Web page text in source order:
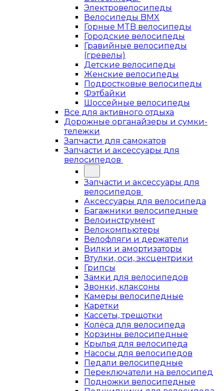
Электровелосипеды
Велосипеды BMX
Горные MTB велосипеды
Городские велосипеды
Гравийные велосипеды
(гревелы)
Детские велосипеды
Женские велосипеды
Подростковые велосипеды
Фэтбайки
Шоссейные велосипеды
Все для активного отдыха
Дорожные органайзеры и сумки-
тележки
Запчасти для самокатов
Запчасти и аксессуары для
велосипедов
Запчасти и аксессуары для
велосипедов
Аксессуары для велосипеда
Багажники велосипедные
Велоинструмент
Велокомпьютеры
Велофляги и держатели
Вилки и амортизаторы
Втулки, оси, эксцентрики
Грипсы
Замки для велосипедов
Звонки, клаксоны
Камеры велосипедные
Каретки
Кассеты, трещотки
Колёса для велосипеда
Корзины велосипедные
Крылья для велосипеда
Насосы для велосипедов
Педали велосипедные
Переключатели на велосипед
Подножки велосипедные